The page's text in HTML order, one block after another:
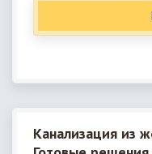
Канализация из